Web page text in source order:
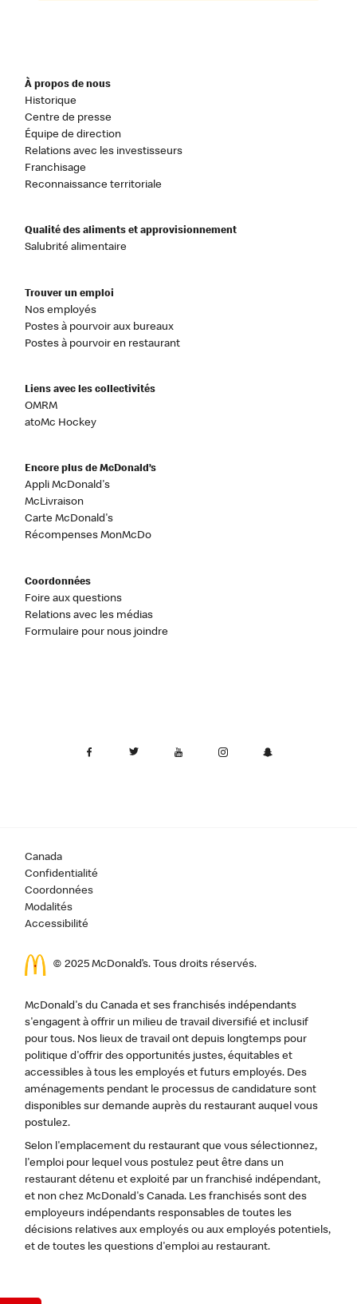
À propos de nous
Historique
Centre de presse
Équipe de direction
Relations avec les investisseurs
Franchisage
Reconnaissance territoriale
Qualité des aliments et approvisionnement
Salubrité alimentaire
Trouver un emploi
Nos employés
Postes à pourvoir aux bureaux
Postes à pourvoir en restaurant
Liens avec les collectivités
OMRM
atoMc Hockey
Encore plus de McDonald’s
Appli McDonald's
McLivraison
Carte McDonald's
Récompenses MonMcDo
Coordonnées
Foire aux questions
Relations avec les médias
Formulaire pour nous joindre
Canada
Confidentialité
Coordonnées
Modalités
Accessibilité
© 2025 McDonald’s. Tous droits réservés.
McDonald's du Canada et ses franchisés indépendants
s'engagent à offrir un milieu de travail diversifié et inclusif
pour tous. Nos lieux de travail ont depuis longtemps pour
politique d'offrir des opportunités justes, équitables et
accessibles à tous les employés et futurs employés. Des
aménagements pendant le processus de candidature sont
disponibles sur demande auprès du restaurant auquel vous
postulez.
Selon l'emplacement du restaurant que vous sélectionnez,
l'emploi pour lequel vous postulez peut être dans un
restaurant détenu et exploité par un franchisé indépendant,
et non chez McDonald's Canada. Les franchisés sont des
employeurs indépendants responsables de toutes les
décisions relatives aux employés ou aux employés potentiels,
et de toutes les questions d'emploi au restaurant.